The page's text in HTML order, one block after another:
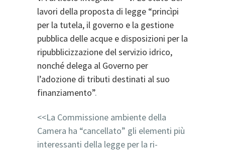
lavori della proposta di legge “princìpi
per la tutela, il governo e la gestione
pubblica delle acque e disposizioni per la
ripubblicizzazione del servizio idrico,
nonché delega al Governo per
l’adozione di tributi destinati al suo
finanziamento”.
<<La Commissione ambiente della
Camera ha “cancellato” gli elementi più
interessanti della legge per la ri-